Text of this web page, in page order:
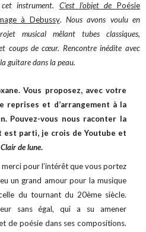
instrument. C’est l’objet de Poésie
à Debussy. Nous avons voulu en
musical mêlant tubes classiques,
coups de cœur. Rencontre inédite avec
guitare dans la peau.
Vous proposez, avec votre
reprises et d’arrangement à la
Pouvez-vous nous raconter la
est parti, je crois de Youtube et
Clair de lune.
pour l’intérêt que vous portez
un grand amour pour la musique
du tournant du 20ème siècle.
sans égal, qui a su amener
de poésie dans ses compositions.